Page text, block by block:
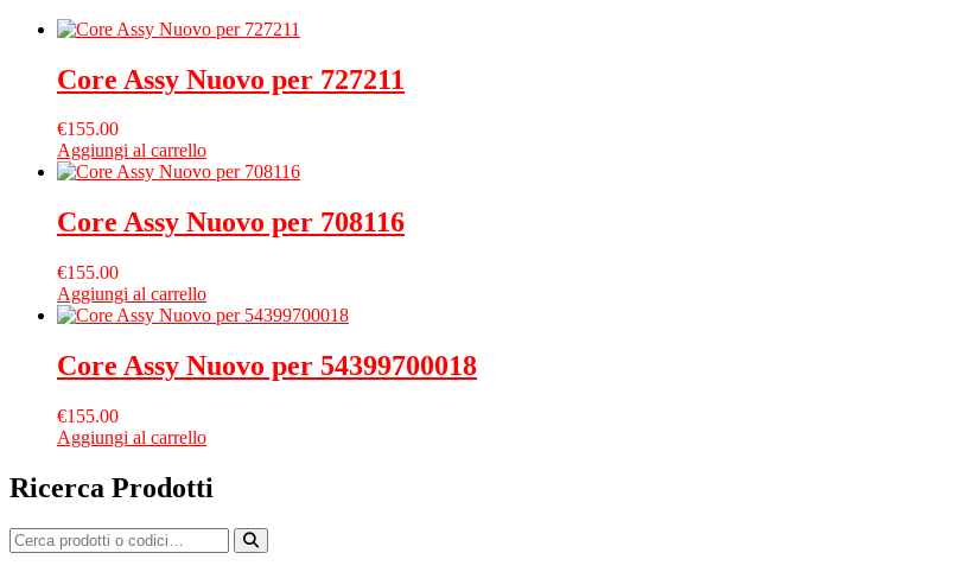
Core Assy Nuovo per 727211
€155.00
Aggiungi al carrello
Core Assy Nuovo per 708116
€155.00
Aggiungi al carrello
Core Assy Nuovo per 54399700018
€155.00
Aggiungi al carrello
Ricerca Prodotti